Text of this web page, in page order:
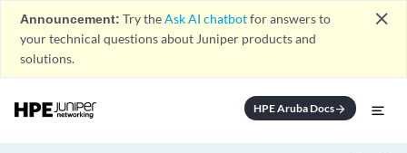
Announcement: Try theAsk AI chatbotfor answers to
your technical questions about Juniper products and
solutions.
close
HPE Aruba Docsarrow_forward